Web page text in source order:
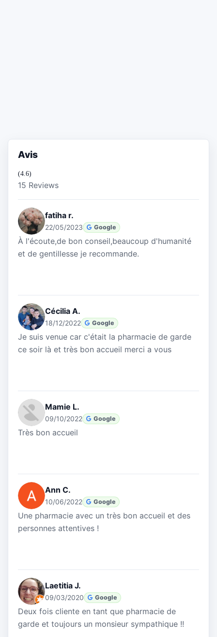
Avis
(4.6)
15 Reviews
fatiha r.
22/05/2023 Google
À l'écoute,de bon conseil,beaucoup d'humanité
et de gentillesse je recommande.
Cécilia A.
18/12/2022 Google
Je suis venue car c'était la pharmacie de garde
ce soir là et très bon accueil merci a vous
Mamie L.
09/10/2022 Google
Très bon accueil
Ann C.
10/06/2022 Google
Une pharmacie avec un très bon accueil et des
personnes attentives !
Laetitia J.
09/03/2020 Google
Deux fois cliente en tant que pharmacie de
garde et toujours un monsieur sympathique !!